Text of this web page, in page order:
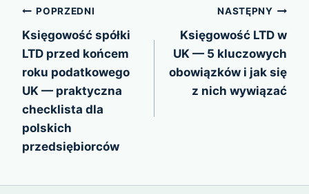
Nawigacja
wpisu
POPRZEDNI
Księgowość spółki
LTD przed końcem
roku podatkowego
UK — praktyczna
checklista dla
polskich
przedsiębiorców
NASTĘPNY
Księgowość LTD w
UK — 5 kluczowych
obowiązków i jak się
z nich wywiązać